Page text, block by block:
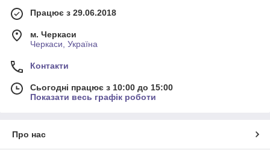
Працює з 29.06.2018
м. Черкаси
Черкаси, Україна
Контакти
Сьогодні працює з 10:00 до 15:00
Показати весь графік роботи
Про нас